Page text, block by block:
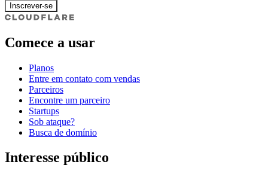
Inscrever-se
Comece a usar
Planos
Entre em contato com vendas
Parceiros
Encontre um parceiro
Startups
Sob ataque?
Busca de domínio
Interesse público